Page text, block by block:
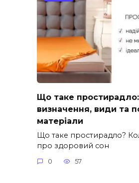
Що таке простирадло:
визначення, види та
матеріали
Що таке простирадло?
про здоровий сон
0 57